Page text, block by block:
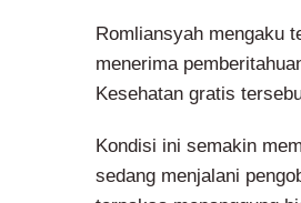
Romliansyah mengaku
menerima
Kesehatan gratis
Kondisi ini semakin
sedang menjalani